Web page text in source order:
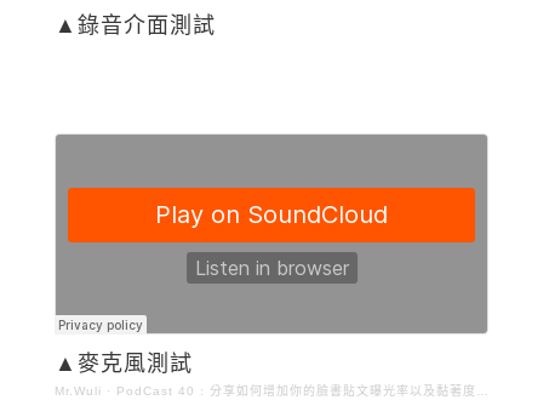
▲錄音介面測試
▲麥克風測試
Mr.Wuli · PodCast 40 : 分享如何增加你的臉書貼文曝光率以及黏著度的方法(下集)｜mrwuli.com